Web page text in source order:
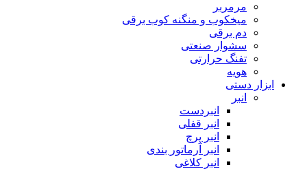
مرمربر
میخکوب و منگنه کوب برقی
دم برقی
سشوار صنعتی
تفنگ حرارتی
هویه
ابزار دستی
انبر
انبردست
انبر قفلی
انبر پرچ
انبر آرماتور بندی
انبر کلاغی